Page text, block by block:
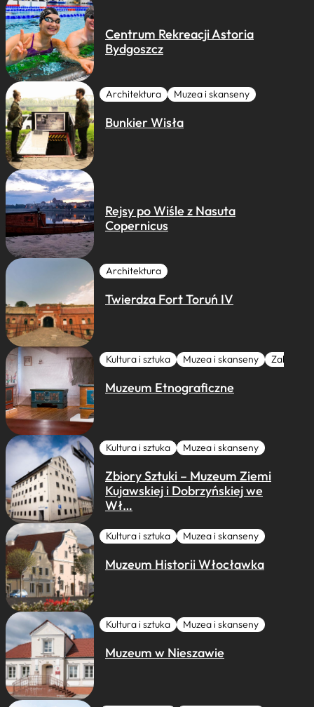
Centrum Rekreacji Astoria
Bydgoszcz
Architektura Muzea i skanseny
Bunkier Wisła
Rejsy po Wiśle z Nasuta
Copernicus
Architektura
Twierdza Fort Toruń IV
Kultura i sztuka Muzea i skanseny Zabytki I
Muzeum Etnograficzne
Kultura i sztuka Muzea i skanseny
Zbiory Sztuki – Muzeum Ziemi
Kujawskiej i Dobrzyńskiej we
Wł…
Kultura i sztuka Muzea i skanseny
Muzeum Historii Włocławka
Kultura i sztuka Muzea i skanseny
Muzeum w Nieszawie